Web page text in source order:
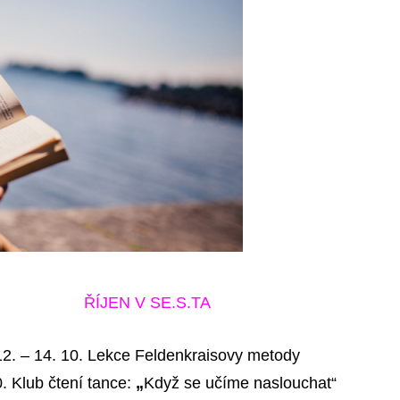
ŘÍJEN V SE.S.TA
– 14. 10. Lekce Feldenkraisovy metody
Klub čtení tance: „Když se učíme naslouchat“